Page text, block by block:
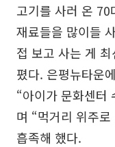
고기를 사러 온 70
재료들을 많이들
접 보고 사는 게
폈다. 은평뉴타운
“아이가 문화센터
며 “먹거리 위주
흡족해 했다.